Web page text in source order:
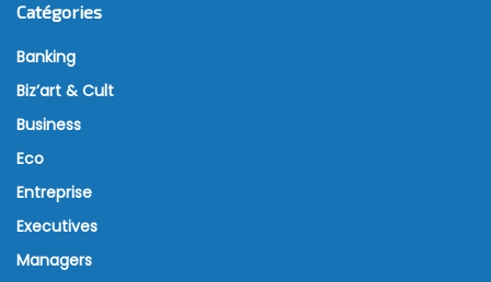
Catégories
Banking
Biz’art & Cult
Business
Eco
Entreprise
Executives
Managers